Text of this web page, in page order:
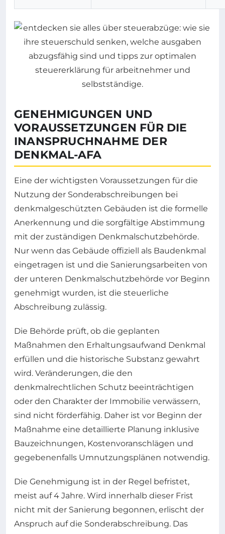
GENEHMIGUNGEN UND
VORAUSSETZUNGEN FÜR DIE
INANSPRUCHNAHME DER
DENKMAL-AFA
Eine der wichtigsten Voraussetzungen für die
Nutzung der Sonderabschreibungen bei
denkmalgeschützten Gebäuden ist die formelle
Anerkennung und die sorgfältige Abstimmung
mit der zuständigen Denkmalschutzbehörde.
Nur wenn das Gebäude offiziell als Baudenkmal
eingetragen ist und die Sanierungsarbeiten von
der unteren Denkmalschutzbehörde vor Beginn
genehmigt wurden, ist die steuerliche
Abschreibung zulässig.
Die Behörde prüft, ob die geplanten
Maßnahmen den Erhaltungsaufwand Denkmal
erfüllen und die historische Substanz gewahrt
wird. Veränderungen, die den
denkmalrechtlichen Schutz beeinträchtigen
oder den Charakter der Immobilie verwässern,
sind nicht förderfähig. Daher ist vor Beginn der
Maßnahme eine detaillierte Planung inklusive
Bauzeichnungen, Kostenvoranschlägen und
gegebenenfalls Umnutzungsplänen notwendig.
Die Genehmigung ist in der Regel befristet,
meist auf 4 Jahre. Wird innerhalb dieser Frist
nicht mit der Sanierung begonnen, erlischt der
Anspruch auf die Sonderabschreibung. Das